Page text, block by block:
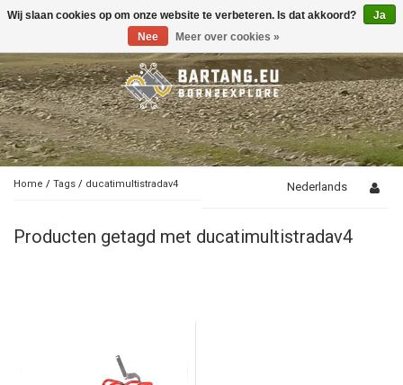
Toggle
Home / Tags / ducatimultistradav4 Nederlands
Producten getagd met ducatimultistradav4
Wij slaan cookies op om onze website te verbeteren. Is dat akkoord?
Ja
Nee
Meer over cookies »